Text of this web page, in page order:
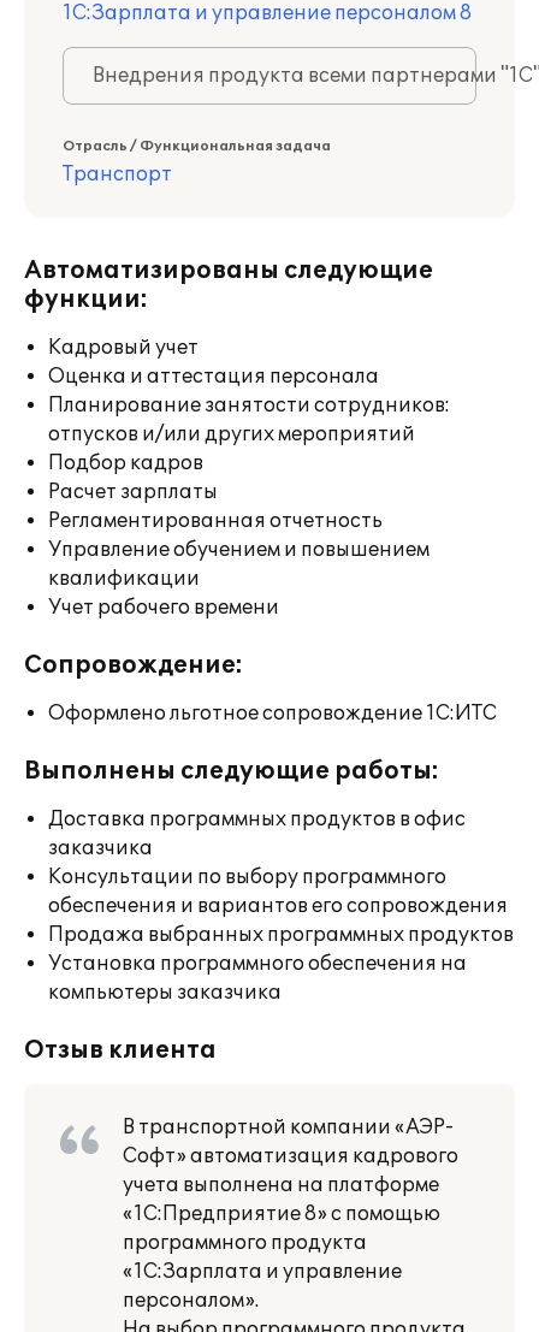
1С:Зарплата и управление персоналом 8
Внедрения продукта всеми партнерами
Отрасль / Функциональная задача
Транспорт
Автоматизированы следующие
функции:
Кадровый учет
Оценка и аттестация персонала
Планирование занятости сотрудников:
отпусков и/или других мероприятий
Подбор кадров
Расчет зарплаты
Регламентированная отчетность
Управление обучением и повышением
квалификации
Учет рабочего времени
Сопровождение:
Оформлено льготное сопровождение 1С:ИТС
Выполнены следующие работы:
Доставка программных продуктов в офис
заказчика
Консультации по выбору программного
обеспечения и вариантов его сопровождения
Продажа выбранных программных продуктов
Установка программного обеспечения на
компьютеры заказчика
Отзыв клиента
В транспортной компании «АЭР-
Софт» автоматизация кадрового
учета выполнена на платформе
«1С:Предприятие 8» с помощью
программного продукта
«1С:Зарплата и управление
персоналом».